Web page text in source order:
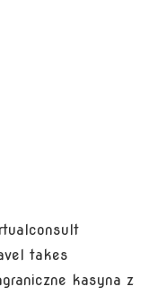
takes
kasyna z